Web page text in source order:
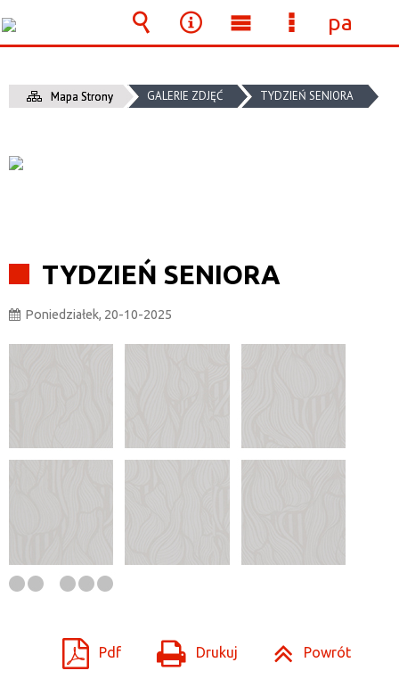
Mapa Strony GALERIE ZDJĘĆ TYDZIEŃ SENIORA
TYDZIEŃ SENIORA
Poniedziałek, 20-10-2025
Pdf Drukuj Powrót
Wyszukiwarka
Narzędzia
MenuMenu
panel